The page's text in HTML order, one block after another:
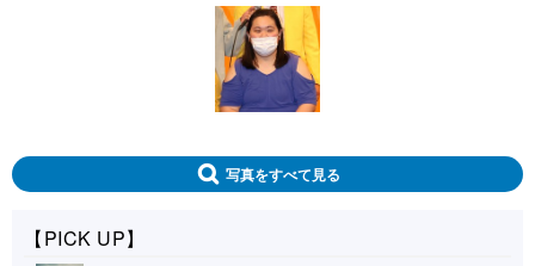
写真をすべて見る
【PICK UP】